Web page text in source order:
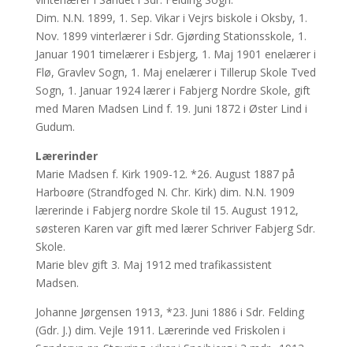
Dim. N.N. 1899, 1. Sep. Vikar i Vejrs biskole i Oksby, 1.
Nov. 1899 vinterlærer i Sdr. Gjørding Stationsskole, 1.
Januar 1901 timelærer i Esbjerg, 1. Maj 1901 enelærer i
Flø, Gravlev Sogn, 1. Maj enelærer i Tillerup Skole Tved
Sogn, 1. Januar 1924 lærer i Fabjerg Nordre Skole, gift
med Maren Madsen Lind f. 19. Juni 1872 i Øster Lind i
Gudum.
Lærerinder
Marie Madsen f. Kirk 1909-12. *26. August 1887 på
Harboøre (Strandfoged N. Chr. Kirk) dim. N.N. 1909
lærerinde i Fabjerg nordre Skole til 15. August 1912,
søsteren Karen var gift med lærer Schriver Fabjerg Sdr.
Skole.
Marie blev gift 3. Maj 1912 med trafikassistent
Madsen.
Johanne Jørgensen 1913, *23. Juni 1886 i Sdr. Felding
(Gdr. J.) dim. Vejle 1911. Lærerinde ved Friskolen i